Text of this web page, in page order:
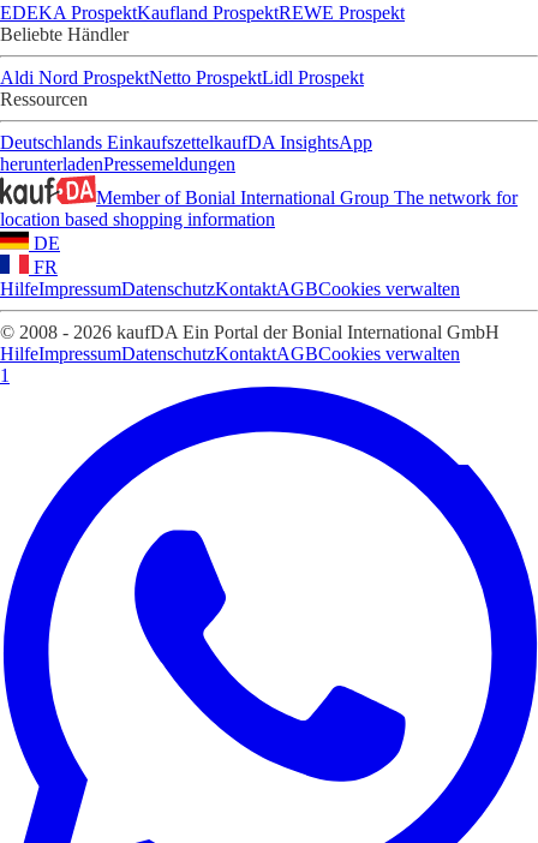
EDEKA ProspektKaufland ProspektREWE Prospekt
Beliebte Händler
Aldi Nord ProspektNetto ProspektLidl Prospekt
Ressourcen
Deutschlands EinkaufszettelkaufDA InsightsApp
herunterladenPressemeldungen
Member of Bonial International Group The network for
location based shopping information
DE
FR
HilfeImpressumDatenschutzKontaktAGBCookies verwalten
© 2008 - 2026 kaufDA Ein Portal der Bonial International GmbH
HilfeImpressumDatenschutzKontaktAGBCookies verwalten
1